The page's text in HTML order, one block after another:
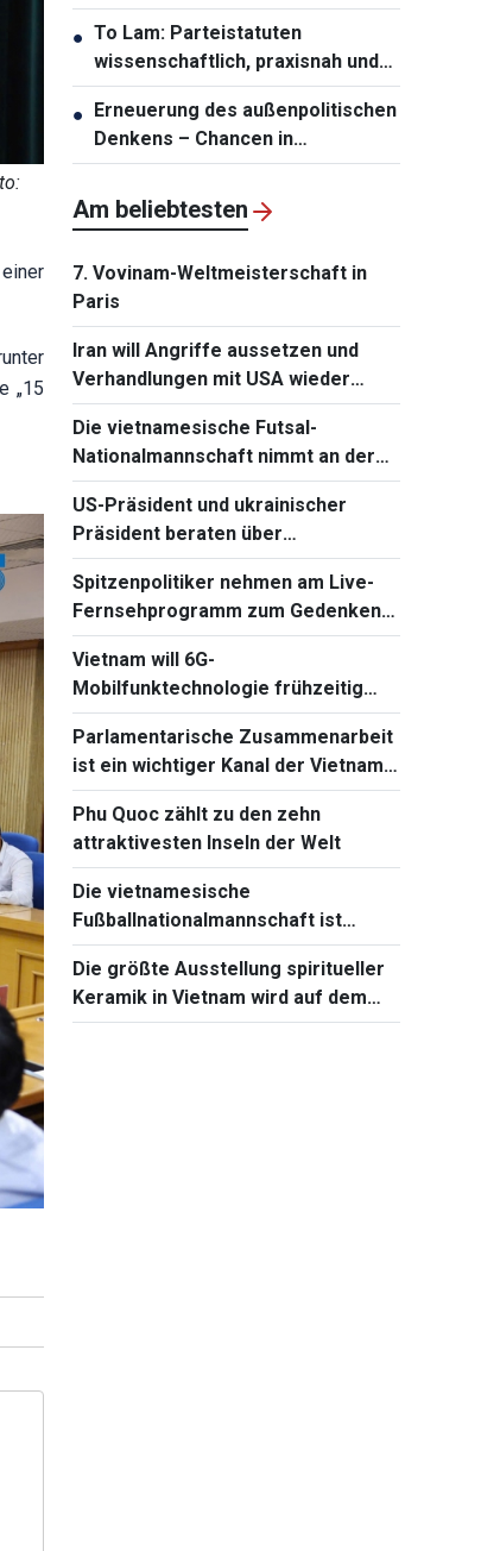
„15
Integration stärken
● To Lam: Parteistatuten
wissenschaftlich, praxisnah und
zukunftsfähig gestalten
● Erneuerung des außenpolitischen
Denkens – Chancen in
Entwicklungsressourcen
umwandeln
Am beliebtesten
7. Vovinam-Weltmeisterschaft in
Paris
Iran will Angriffe aussetzen und
Verhandlungen mit USA wieder
aufnehmen
Die vietnamesische Futsal-
Nationalmannschaft nimmt an der
Continental Futsal Championship
2026 teil
US-Präsident und ukrainischer
Präsident beraten über
Wiederaufnahme von
Verhandlungen mit Russland
Spitzenpolitiker nehmen am Live-
Fernsehprogramm zum Gedenken
an gefallene Soldaten teil
Vietnam will 6G-
Mobilfunktechnologie frühzeitig
beherrschen und einführen
Parlamentarische Zusammenarbeit
ist ein wichtiger Kanal der Vietnam-
Kambodscha-Beziehungen
Phu Quoc zählt zu den zehn
attraktivesten Inseln der Welt
Die vietnamesische
Fußballnationalmannschaft ist
bereit für das Spiel gegen Singapur
bei Südostasienmeisterschaft 2026
Die größte Ausstellung spiritueller
Keramik in Vietnam wird auf dem
Ba-Den-Berg stattfinden